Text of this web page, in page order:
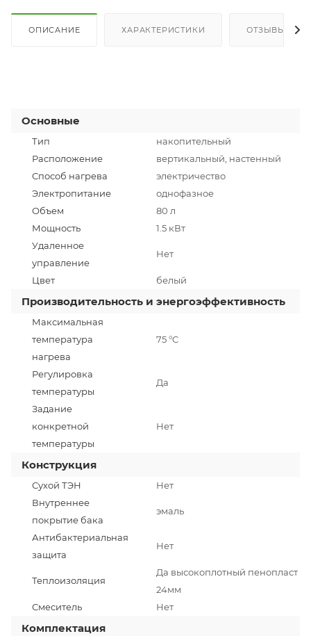
ОПИСАНИЕ ХАРАКТЕРИСТИКИ ОТЗЫВЫ
Основные
Тип
накопительный
Расположение
вертикальный, настенный
Способ нагрева
электричество
Электропитание
однофазное
Объем
80 л
Мощность
1.5 кВт
Удаленное
управление
Нет
Цвет белый
Производительность и энергоэффективность
Максимальная
температура
нагрева
75 °C
Регулировка
температуры
Да
Задание
конкретной
температуры
Нет
Конструкция
Сухой ТЭН
Нет
Внутреннее
покрытие бака
эмаль
Антибактериальная
защита
Нет
Теплоизоляция
Да высокоплотный пенопласт
24мм
Смеситель
Нет
Комплектация